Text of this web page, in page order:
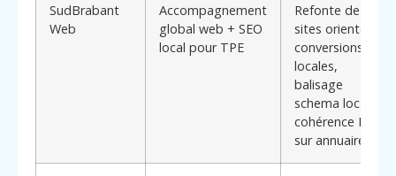
SudBrabant
Web
Accompagnement
global web + SEO
local pour TPE
Refonte de
sites orientés
conversions
locales,
balisage
schema local,
cohérence NAP
sur annuaires